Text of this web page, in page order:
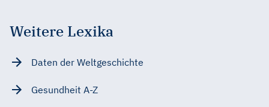
Weitere Lexika
Daten der Weltgeschichte
Gesundheit A-Z